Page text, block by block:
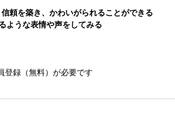
頼を築き、かわいがられることができる
ような表情や声をしてみる
登録（無料）が必要です